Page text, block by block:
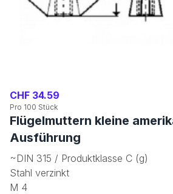
CHF 34.59
Pro 100 Stück
Flügelmuttern kleine
Ausführung
~DIN 315 / Produktklasse C (g)
Stahl verzinkt
M 4